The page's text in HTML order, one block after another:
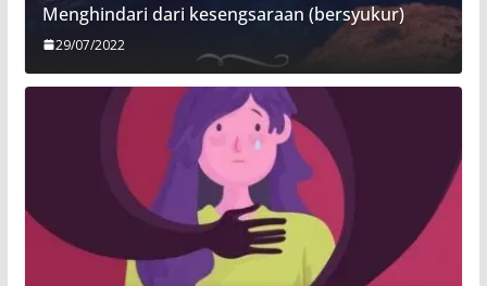
Menghindari dari kesengsaraan (bersyukur)
29/07/2022